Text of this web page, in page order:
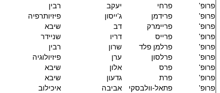
פרופ'
פרחי יעקב
רבין
פרופ'
פרידמן ג'ייסון
פיזיותרפיה
פרופ'
פריימרק דב
שיבא
פרופ'
פרייס דריו
שניידר
פרופ'
פרלמן פלד שרון
רבין
פרופ'
פרלסון ערן
פיזיולוגיה
פרופ'
פרס אלון
שיבא
פרופ'
פרת גדעון
שיבא
פרופ'
פתאל-וולבסקי אביבה
איכילוב